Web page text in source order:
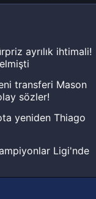
ayrılık ihtimali!
transferi Mason
sözler!
yeniden Thiago
Ligi'nde